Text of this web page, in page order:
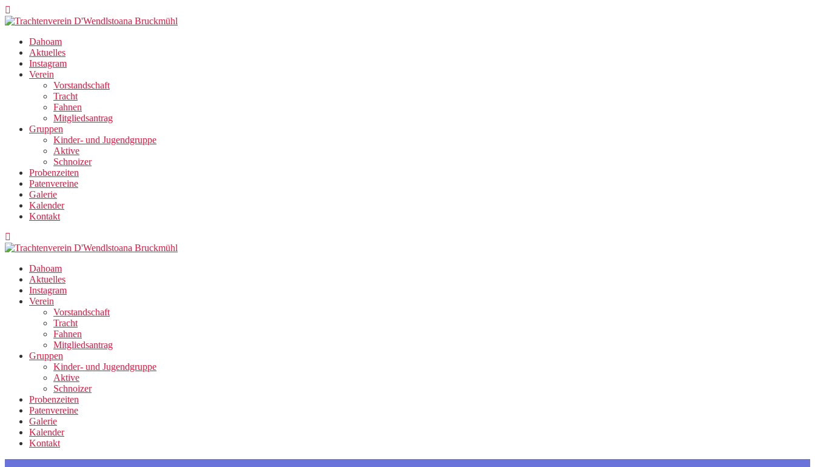
Zum
Inhalt
Dahoam
Aktuelles
Instagram
Verein
Vorstandschaft
Tracht
Fahnen
Mitgliedsantrag
Gruppen
Kinder- und Jugendgruppe
Aktive
Schnoizer
Probenzeiten
Patenvereine
Galerie
Kalender
Kontakt
Dahoam
Aktuelles
Instagram
Verein
Vorstandschaft
Tracht
Fahnen
Mitgliedsantrag
Gruppen
Kinder- und Jugendgruppe
Aktive
Schnoizer
Probenzeiten
Patenvereine
Galerie
Kalender
Kontakt